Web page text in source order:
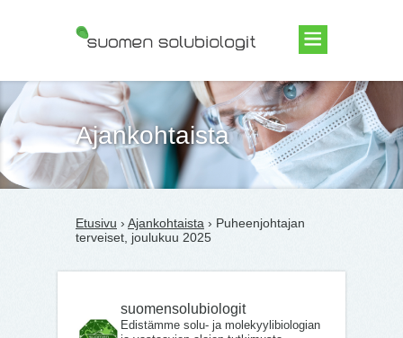
Suomen Solubiologit ry
Ajankohtaista
Etusivu › Ajankohtaista › Puheenjohtajan
terveiset, joulukuu 2025
suomensolubiologit
Edistämme solu- ja molekyylibiologian